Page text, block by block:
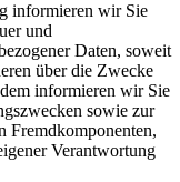
informieren wir Sie
und
Daten, soweit
über die Zwecke
informieren wir Sie
sowie zur
Fremdkomponenten,
Verantwortung